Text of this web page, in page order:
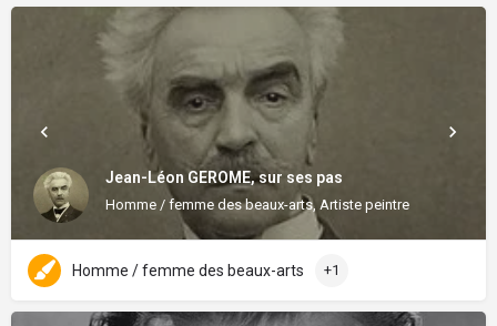
Jean-Léon GEROME, sur ses pas
Homme / femme des beaux-arts, Artiste peintre
Homme / femme des beaux-arts +1